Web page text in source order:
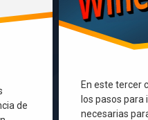
de
En este tercer
los pasos
necesarias